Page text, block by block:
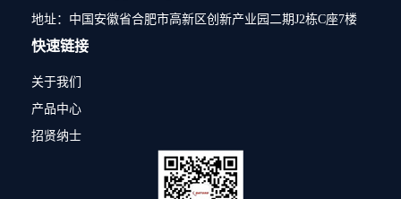
地址：中国安徽省合肥市高新区创新产业园二期J2栋C座7楼
快速链接
关于我们
产品中心
招贤纳士